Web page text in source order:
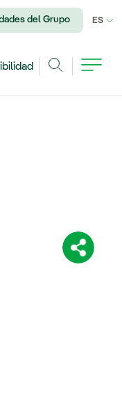
del Grupo ES